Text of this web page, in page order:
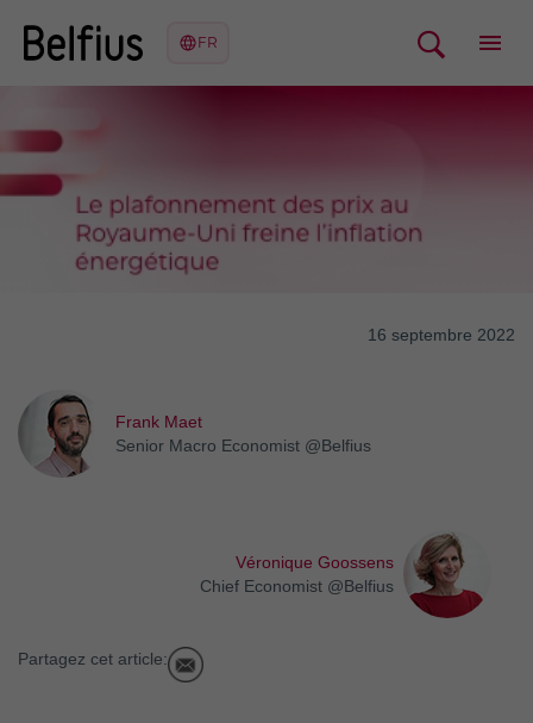
16 septembre 2022
Frank Maet
Senior Macro Economist @Belfius
Véronique Goossens
Chief Economist @Belfius
Partagez cet article: